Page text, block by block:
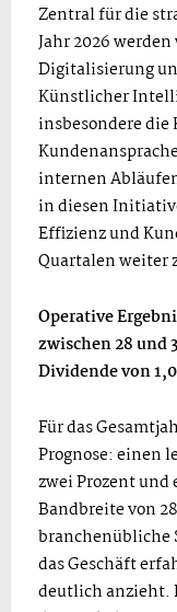
Zentral für die
Jahr 2026
Digitalisierung
Künstlicher
insbesondere
internen
in diesen
Effizienz und
Quartalen weiter
Operative
zwischen 28 und
Dividende von
Für das
Prognose: einen
zwei Prozent und
Bandbreite von
branchenübliche
das Geschäft
deutlich anzieht.